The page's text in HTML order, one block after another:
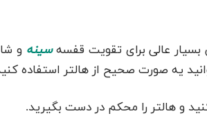
عالی برای تقویت قفسهسینه و
یه صورت صحیح از هالتر استفاده
و هالتر را محکم در دست بگیرید.